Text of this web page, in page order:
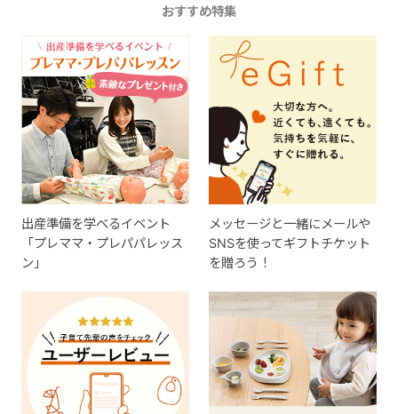
おすすめ特集
出産準備を学べるイベント
「プレママ・プレパパレッス
ン」
メッセージと一緒にメールや
SNSを使ってギフトチケット
を贈ろう！